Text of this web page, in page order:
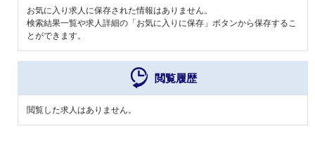
お気に入り求人に保存された情報はありません。
検索結果一覧や求人詳細の「お気に入りに保存」ボタンから保存するこ
とができます。
閲覧履歴
閲覧した求人はありません。